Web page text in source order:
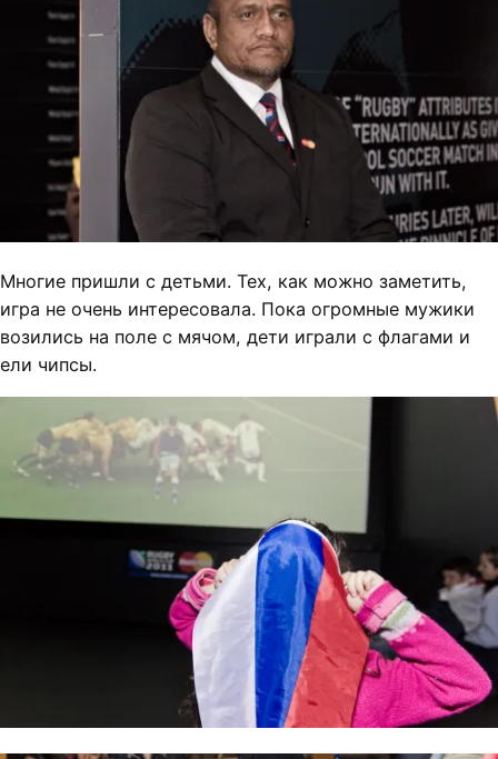
Многие пришли с детьми. Тех, как можно заметить,
игра не очень интересовала. Пока огромные мужики
возились на поле с мячом, дети играли с флагами и
ели чипсы.